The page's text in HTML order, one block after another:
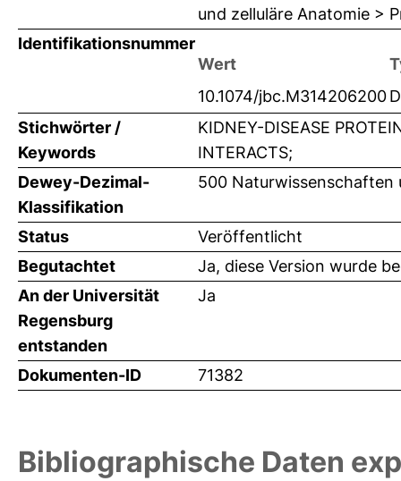
und zelluläre Anatomie >
Identifikationsnummer
Wert
10.1074/jbc.M314206200
Stichwörter /
Keywords
KIDNEY-DISEASE
INTERACTS;
Dewey-Dezimal-
Klassifikation
500 Naturwissenschaften
Status
Veröffentlicht
Begutachtet
Ja, diese Version wurde
An der Universität
Regensburg
entstanden
Ja
Dokumenten-ID 71382
Bibliographische Daten